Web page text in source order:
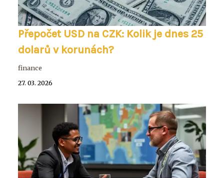
Přepočet USD na CZK: Kolik je dnes 25
dolarů v korunách?
finance
27. 03. 2026